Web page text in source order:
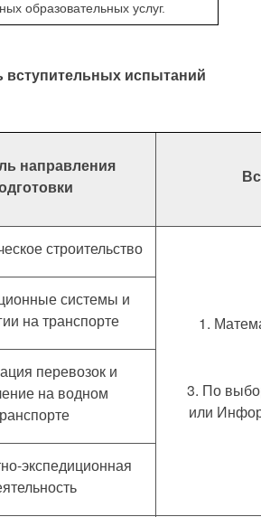
образовательных услуг.
вступительных испытаний
направления
строительство
1.
3. По
или
системы и
на транспорте
перевозок и
на водном
экспедиционная